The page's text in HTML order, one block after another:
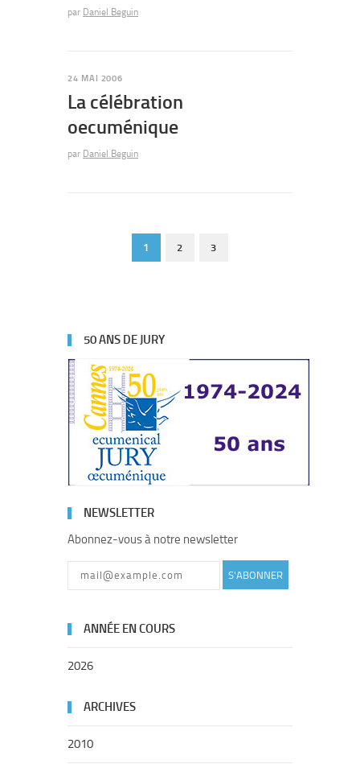
par Daniel Beguin
24 MAI 2006
La célébration
oecuménique
par Daniel Beguin
1 2 3
50 ANS DE JURY
NEWSLETTER
Abonnez-vous à notre newsletter
S'ABONNER
ANNÉE EN COURS
2026
ARCHIVES
2010